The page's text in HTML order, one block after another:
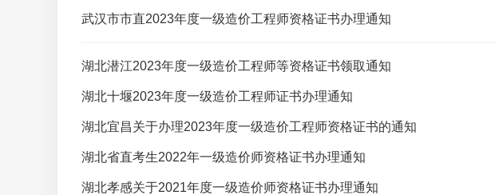
武汉市市直2023年度一级造价工程师资格证书办理通知
湖北潜江2023年度一级造价工程师等资格证书领取通知
湖北十堰2023年度一级造价工程师证书办理通知
湖北宜昌关于办理2023年度一级造价工程师资格证书的通知
湖北省直考生2022年一级造价师资格证书办理通知
湖北孝感关于2021年度一级造价师资格证书办理通知